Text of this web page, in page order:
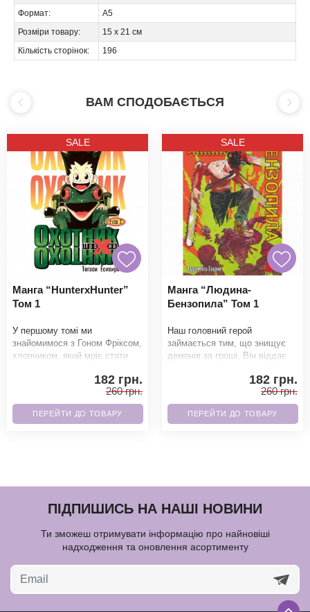
Формат:
А5
Розміри товару:
15 х 21 см
Кількість сторінок:
196
ВАМ СПОДОБАЄТЬСЯ
SALE
Манга “HunterxHunter”
Том 1
У першому томі ми
знайомимося з Гоном Фріксом,
хлопчиком, який мріє стати
його зниклий батько.182 грн.
260 грн.
ПЕРЕЙТИ ДО ТОВАРУ
SALE
Манга “Людина-
Бензопила” Том 1
Наш головний герой
займається тим, що знищує
демонів за гроші. Він віддає
182 грн.
260 грн.
ПЕРЕЙТИ ДО ТОВАРУ
ПІДПИШИСЬ НА НАШІ НОВИНИ
Ти зможеш отримувати інформацію про найновіші
надходження та оновлення асортименту